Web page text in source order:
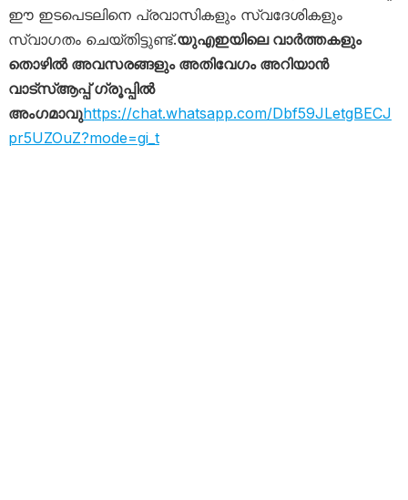
ഈ ഇടപെടലിനെ പ്രവാസികളും സ്വദേശികളും
സ്വാഗതം ചെയ്തിട്ടുണ്ട്.യുഎഇയിലെ വാർത്തകളും
തൊഴിൽ അവസരങ്ങളും അതിവേഗം അറിയാൻ
വാട്സ്ആപ്പ് ഗ്രൂപ്പിൽ
അംഗമാവുhttps://chat.whatsapp.com/Dbf59JLetgBECJ
pr5UZOuZ?mode=gi_t